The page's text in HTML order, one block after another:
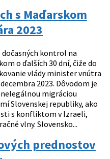
s Maďarskom
2023
kontrol na
o ďalších 30 dní, čiže do
vlády minister vnútra
2023. Dôvodom je
migráciou
Slovenskej republiky, ako
s konfliktom v Izraeli,
vlny. Slovensko...
prednostov